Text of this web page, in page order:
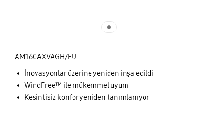
AM160AXVAGH/EU
İnovasyonlar üzerine yeniden inşa edildi
WindFree™ ile mükemmel uyum
Kesintisiz konfor yeniden tanımlanıyor